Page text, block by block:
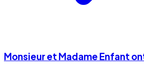
Monsieur et Madame Enfant